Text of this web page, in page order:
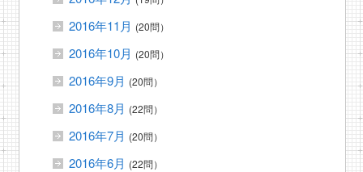
2016年11月 (20問）
2016年10月 (20問）
2016年9月 (20問）
2016年8月 (22問）
2016年7月 (20問）
2016年6月 (22問）